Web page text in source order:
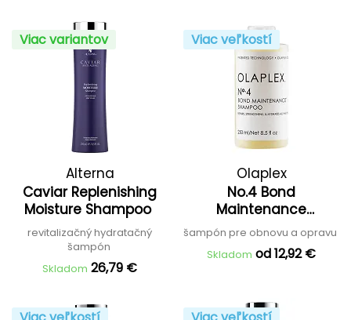
Viac variantov
Alterna
Caviar Replenishing
Moisture Shampoo
revitalizačný hydratačný
šampón
Skladom 26,79 €
Viac veľkostí
Olaplex
No.4 Bond
Maintenance
Shampoo
šampón pre obnovu a opravu
Skladom od 12,92 €